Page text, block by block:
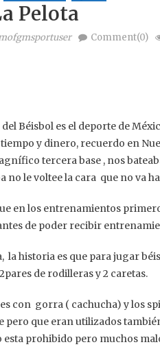
Pelota
Comment(0)
Béisbol es el deporte de
y dinero, recuerdo en
tercera base , nos
no le voltee la cara que no va
en los entrenamientos
de poder recibir
la historia es que para jugar
de rodilleras y 2 caretas.
con gorra ( cachucha) y los
pero que eran utilizados
prohibido pero muchos